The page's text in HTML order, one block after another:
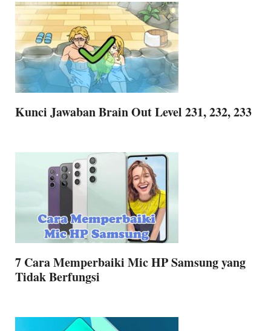
Kunci Jawaban Brain Out Level 231, 232, 233
7 Cara Memperbaiki Mic HP Samsung yang
Tidak Berfungsi